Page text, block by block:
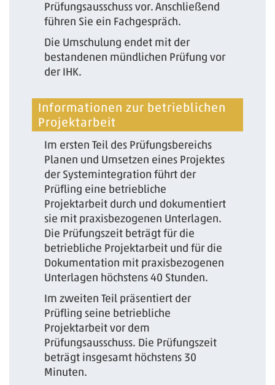
Prüfungsausschuss vor. Anschließend
führen Sie ein Fachgespräch.
Die Umschulung endet mit der
bestandenen mündlichen Prüfung vor
der IHK.
Informationen zur betrieblichen
Projektarbeit
Im ersten Teil des Prüfungsbereichs
Planen und Umsetzen eines Projektes
der Systemintegration führt der
Prüfling eine betriebliche
Projektarbeit durch und dokumentiert
sie mit praxisbezogenen Unterlagen.
Die Prüfungszeit beträgt für die
betriebliche Projektarbeit und für die
Dokumentation mit praxisbezogenen
Unterlagen höchstens 40 Stunden.
Im zweiten Teil präsentiert der
Prüfling seine betriebliche
Projektarbeit vor dem
Prüfungsausschuss. Die Prüfungszeit
beträgt insgesamt höchstens 30
Minuten.